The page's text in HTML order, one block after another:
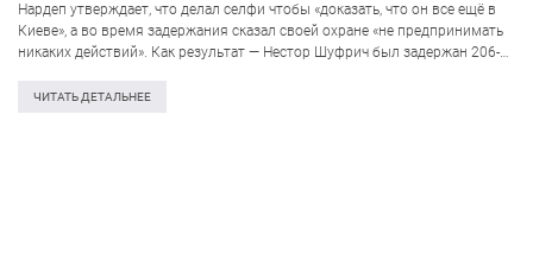
Нардеп утверждает, что делал селфи чтобы «доказать, что он все ещё в
Киеве», а во время задержания сказал своей охране «не предпринимать
никаких действий». Как результат — Нестор Шуфрич был задержан 206-м
блокпост. Об…
ЧИТАТЬ ДЕТАЛЬНЕЕ